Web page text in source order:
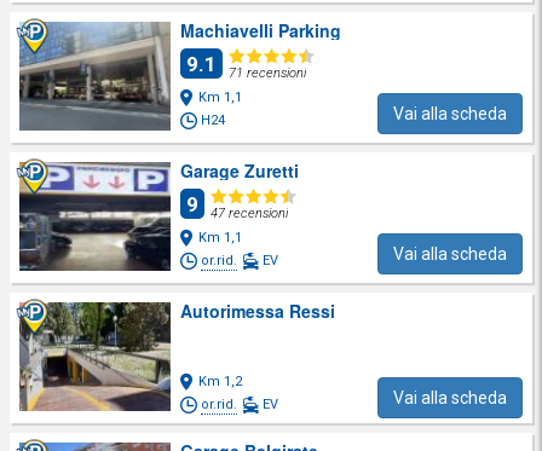
Machiavelli Parking
9.1
71 recensioni
Km 1,1
H24
Vai alla scheda
Garage Zuretti
9
47 recensioni
Km 1,1
or.rid.
EV Vai alla scheda
Autorimessa Ressi
Km 1,2
or.rid.
EV Vai alla scheda